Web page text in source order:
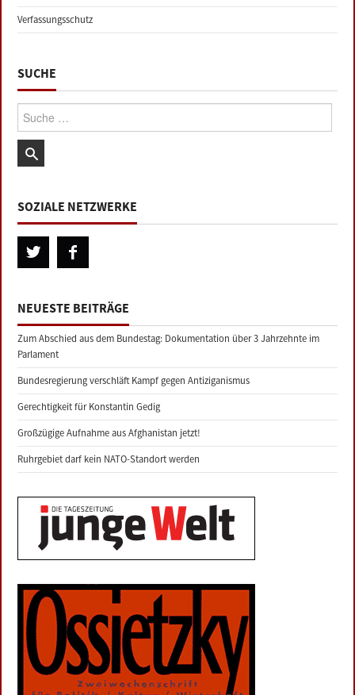
Verfassungsschutz
SUCHE
Suche:
SOZIALE NETZWERKE
NEUESTE BEITRÄGE
Zum Abschied aus dem Bundestag: Dokumentation über 3 Jahrzehnte im
Parlament
Bundesregierung verschläft Kampf gegen Antiziganismus
Gerechtigkeit für Konstantin Gedig
Großzügige Aufnahme aus Afghanistan jetzt!
Ruhrgebiet darf kein NATO-Standort werden